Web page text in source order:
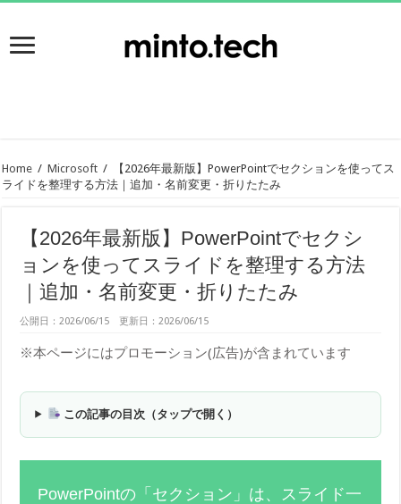
Home / Microsoft /
【2026年最新版】PowerPointでセクションを使ってス
ライドを整理する方法｜追加・名前変更・折りたたみ
【2026年最新版】PowerPointでセクシ
ョンを使ってスライドを整理する方法
｜追加・名前変更・折りたたみ
公開日：2026/06/15 更新日：2026/06/15
※本ページにはプロモーション(広告)が含まれています
この記事の目次（タップで開く）
PowerPointの「セクション」は、スライド一